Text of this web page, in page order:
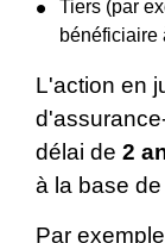
Tiers (par
bénéficiaire
L'action en
délai de 2
à la base
Par